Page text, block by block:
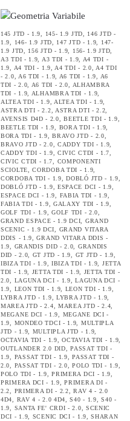
145 JTD - 1.9 145- 1.9 JTD
146 JTD -
1.9
146- 1.9 JTD 147 JTD - 1.9
147-
1.9 JTD
156 JTD - 1.9 156- 1.9 JTD
A3 TDI - 1.9
A3 TDI - 1.9
A4 TDI -
1.9
A4 TDI - 1.9 A4 TDI - 2.0
A4 TDI
- 2.0
A6 TDI - 1.9 A6 TDI - 1.9
A6
TDI - 2.0
A6 TDI - 2.0
ALHAMBRA
TDI - 1.9
ALHAMBRA TDI - 1.9
ALTEA TDI - 1.9
ALTEA TDI - 1.9
ASTRA DTI - 2.2
ASTRA DTI - 2.2
AVENSIS D4D - 2.0 ,BEETLE TDI - 1.9
BEETLE TDI - 1.9
BORA TDI - 1.9
BORA TDI - 1.9 ,BRAVO JTD - 2.0
BRAVO JTD - 2.0
CADDY TDI - 1.9
CADDY TDI - 1.9
CIVIC CTDI - 1.7
CIVIC CTDI - 1.7
COMPONENTI
SCIOLTE ,CORDOBA TDI - 1.9
CORDOBA TDI - 1.9 ,DOBLÓ JTD - 1.9
DOBLÓ JTD - 1.9
ESPACE DCI - 1.9
ESPACE DCI - 1.9
FABIA TDI - 1.9
FABIA TDI - 1.9
GALAXY TDI - 1.9
GOLF TDI - 1.9 ,GOLF TDI - 2.0
GRAND ESPACE - 1.9 DCI
GRAND
SCENIC - 1.9 DCI
GRAND VITARA
DDIS - 1.9 ,GRAND VITARA DDIS -
1.9
GRANDIS DID - 2.0
GRANDIS
DID - 2.0
GT JTD - 1.9 GT JTD - 1.9
IBIZA TDI - 1.9
IBIZA TDI - 1.9
JETTA
TDI - 1.9
JETTA TDI - 1.9
JETTA TDI -
2.0
LAGUNA DCI - 1.9 ,LAGUNA DCI -
1.9
LEON TDI - 1.9 LEON TDI - 1.9
LYBRA JTD - 1.9
LYBRA JTD - 1.9
MAREA JTD - 2.4
MAREA JTD - 2.4
MEGANE DCI - 1.9
MEGANE DCI -
1.9
MONDEO TDCI - 1.9
MULTIPLA
JTD - 1.9
MULTIPLA JTD - 1.9
OCTAVIA TDI - 1.9 ,OCTAVIA TDI - 1.9
OUTLANDER 2.0 DID ,PASSAT TDI -
1.9
PASSAT TDI - 1.9 ,PASSAT TDI -
2.0
PASSAT TDI - 2.0 ,POLO TDI - 1.9
POLO TDI - 1.9 ,PRIMERA DCI - 1.9
PRIMERA DCI - 1.9 ,PRIMERA DI -
2.2
PRIMERA DI - 2.2 ,RAV 4 - 2.0
4D4
RAV 4 - 2.0 4D4 ,S40 - 1.9 ,S40 -
1.9
SANTA FE' CRDI - 2.0
SCENIC
DCI - 1.9
SCENIC DCI - 1.9 ,SHARAN